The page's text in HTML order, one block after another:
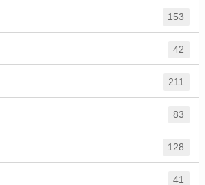
153
42
211
83
128
41